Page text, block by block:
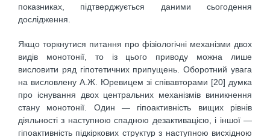
показниках, підтверджується даними сьогодення
дослідження.
Якщо торкнутися питання про фізіологічні механізми двох
видів монотонії, то із цього приводу можна лише
висловити ряд гіпотетичних припущень. Оборотний увага
на висловлену А.Ж. Юревицем зі співавторами [20] думка
про існування двох центральних механізмів виникнення
стану монотонії. Один — гіпоактивність вищих рівнів
діяльності з наступною спадною дезактивацією, і іншої —
гіпоактивність підкіркових структур з наступною висхідною